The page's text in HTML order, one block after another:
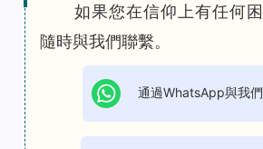
如果您在信仰上有任何
隨時與我們聯繫。
通過WhatsApp與我